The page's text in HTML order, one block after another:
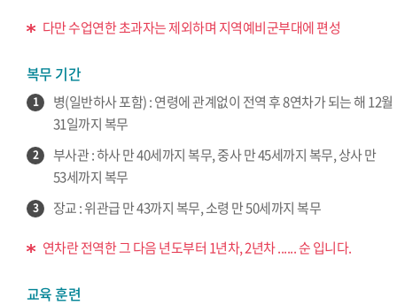
다만 수업연한 초과자는 제외하며 지역예비군부대에 편성
복무 기간
1
병(일반하사 포함) : 연령에 관계없이 전역 후 8연차가 되는 해 12월
31일까지 복무
2
부사관 : 하사 만 40세까지 복무, 중사 만 45세까지 복무, 상사 만
53세까지 복무
3 장교 : 위관급 만 43까지 복무, 소령 만 50세까지 복무
연차란 전역한 그 다음 년도부터 1년차, 2년차 ...... 순 입니다.
교육 훈련